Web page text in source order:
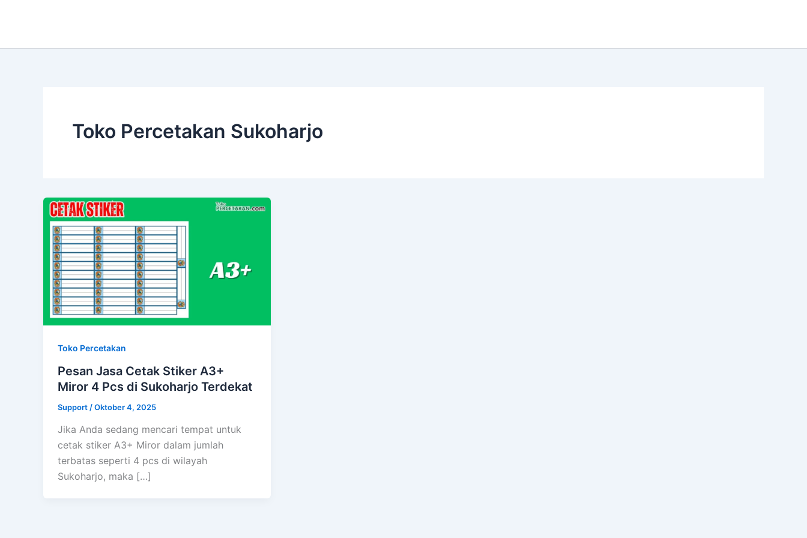
Toko Percetakan Sukoharjo
Toko Percetakan
Pesan Jasa Cetak Stiker A3+
Miror 4 Pcs di Sukoharjo Terdekat
Support /Oktober 4, 2025
Jika Anda sedang mencari tempat untuk
cetak stiker A3+ Miror dalam jumlah
terbatas seperti 4 pcs di wilayah
Sukoharjo, maka […]